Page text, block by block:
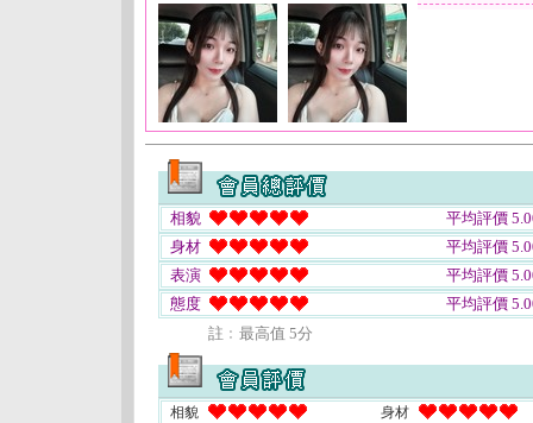
相貌
平均評價
身材
平均評價
表演
平均評價
態度
平均評價
註﹕最高值 5分
相貌 身材